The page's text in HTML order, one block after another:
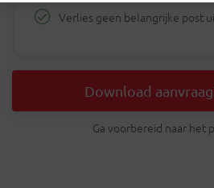
Verlies geen belangrijke post
Download
Ga voorbereid naar het